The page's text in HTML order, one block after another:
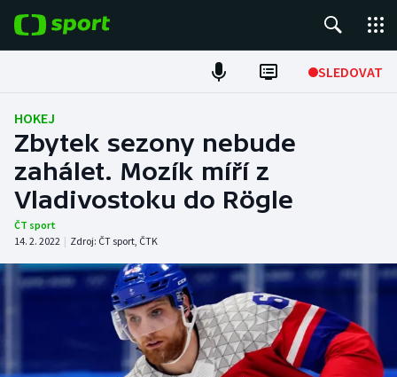
SLEDOVAT
Fotbal
Hokej
Tenis
Atletika
Cyklistika
Americký fotbal
NEPŘEHLÉDNĚTE
HOKEJ
Zbytek sezony nebude
zahálet. Mozík míří z
Vladivostoku do Rögle
ČT sport
14. 2. 2022 | Zdroj: ČT sport, ČTK